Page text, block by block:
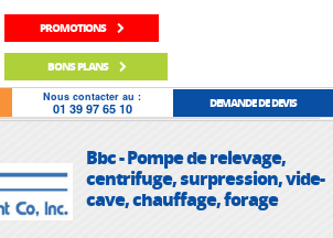
PROMOTIONS
BONS PLANS
Nous contacter au :
01 39 97 65 10 DEMANDE DE DEVIS
Bbc - Pompe de relevage,
centrifuge, surpression, vide-
cave, chauffage, forage